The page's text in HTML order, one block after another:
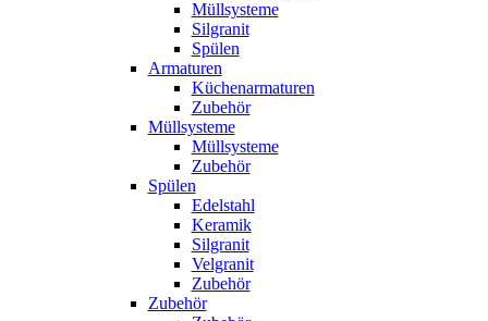
Müllsysteme
Silgranit
Spülen
Armaturen
Küchenarmaturen
Zubehör
Müllsysteme
Müllsysteme
Zubehör
Spülen
Edelstahl
Keramik
Silgranit
Velgranit
Zubehör
Zubehör